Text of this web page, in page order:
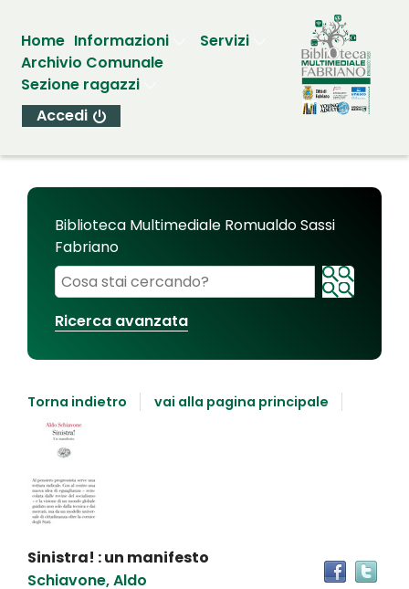
Home Informazioni
Servizi
Archivio Comunale
Sezione ragazzi
Accedi
Biblioteca Multimediale Romualdo Sassi
Fabriano
Cerca su "Biblioteca Multimediale Romualdo
Ricerca avanzata
Torna indietro vai alla pagina principale
Dettaglio
del
documento
Sinistra! : un manifesto
Schiavone, Aldo